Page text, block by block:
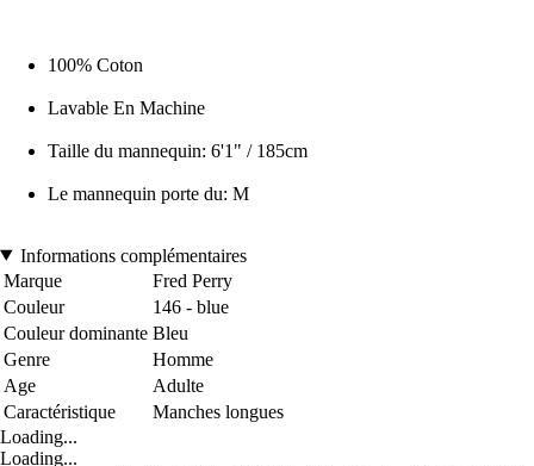
100% Coton
Lavable En Machine
Taille du mannequin: 6'1" / 185cm
Le mannequin porte du: M
Informations complémentaires
Marque
Fred Perry
Couleur
146 - blue
Couleur dominante Bleu
Genre
Homme
Age
Adulte
Caractéristique
Manches longues
Loading...
Loading...